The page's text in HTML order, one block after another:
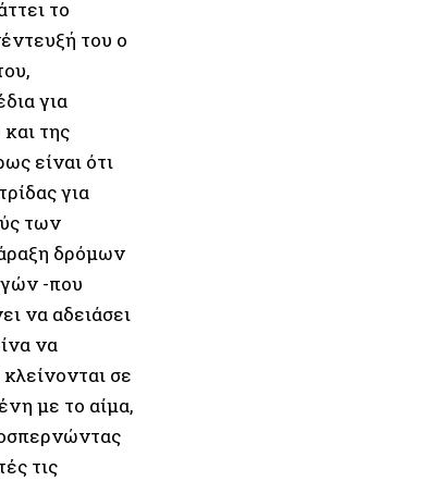
το
του ο
για
της
είναι ότι
για
των
δρόμων
-που
να αδειάσει
να
σε
με το αίμα,
τις